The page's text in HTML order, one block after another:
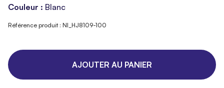
Couleur : Blanc
Référence produit : NI_HJ8109-100
AJOUTER AU PANIER